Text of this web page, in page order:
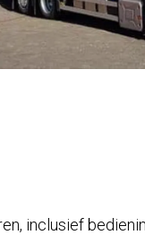
inclusief